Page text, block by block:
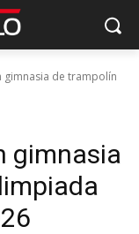
gimnasia de trampolín
gimnasia